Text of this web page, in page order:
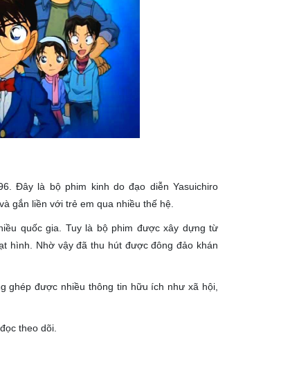
Đây là bộ phim kinh do đạo diễn Yasuichiro
gắn liền với trẻ em qua nhiều thế hệ.
quốc gia. Tuy là bộ phim được xây dựng từ
hình. Nhờ vậy đã thu hút được đông đảo khán
ghép được nhiều thông tin hữu ích như xã hội,
theo dõi.